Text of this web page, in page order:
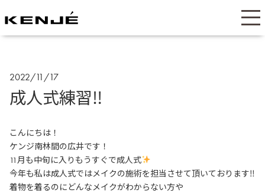
2022/11/17
成人式練習‼︎
こんにちは！
ケンジ南林間の広井です！
11月も中旬に入りもうすぐで成人式
今年も私は成人式ではメイクの施術を担当させて頂いております‼︎
着物を着るのにどんなメイクがわからない方や